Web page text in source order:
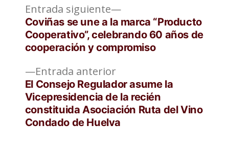
Navegación
de
entradas
Entrada anteriorEntrada
anterior:
El Consejo Regulador asume la
Vicepresidencia de la recién
constituida Asociación Ruta del Vino
Condado de Huelva
Entrada siguiente
Entrada
siguiente:
Coviñas se une a la marca “Producto
Cooperativo”, celebrando 60 años de
cooperación y compromiso